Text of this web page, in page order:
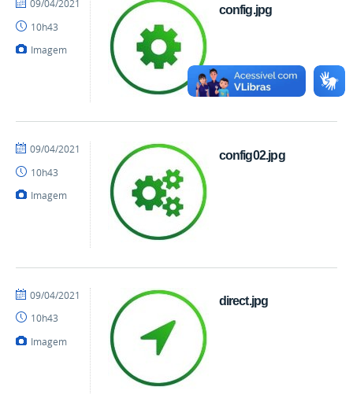
config.jpg
09/04/2021
10h43
Imagem
config02.jpg
por
publicado
09/04/2021
10h43
Imagem
direct.jpg
por
publicado
09/04/2021
10h43
Imagem